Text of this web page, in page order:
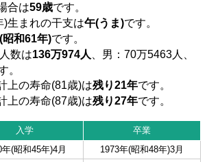
合は59歳です。
)生まれの干支は午(うま)です。
昭和61年)です。
数は136万974人 、男：70万5463人、
。
上の寿命(81歳)は残り21年です。
上の寿命(87歳)は残り27年です。
入学
卒業
年(昭和45年)4月
1973年(昭和48年)3月